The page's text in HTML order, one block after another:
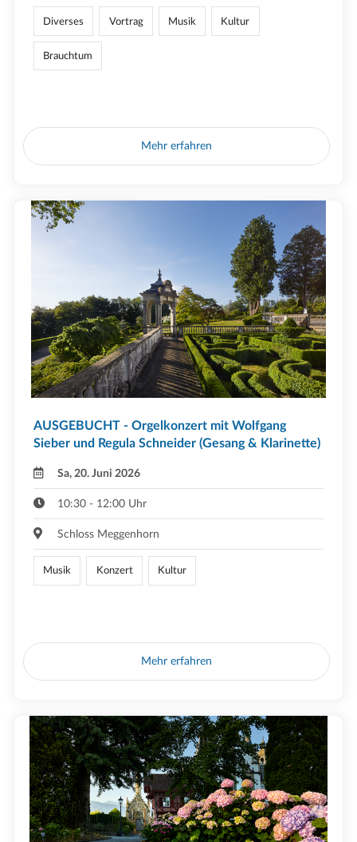
Diverses Vortrag Musik Kultur
Brauchtum
Mehr erfahren
AUSGEBUCHT - Orgelkonzert mit Wolfgang
Sieber und Regula Schneider (Gesang & Klarinette)
Sa, 20. Juni 2026
10:30 - 12:00 Uhr
Schloss Meggenhorn
Musik Konzert Kultur
Mehr erfahren